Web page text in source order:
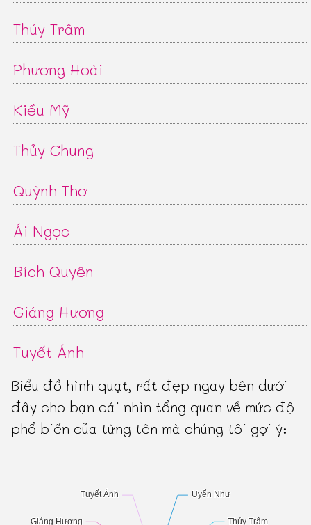
Thúy Trâm
Phương Hoài
Kiều Mỹ
Thủy Chung
Quỳnh Thơ
Ái Ngọc
Bích Quyên
Giáng Hương
Tuyết Ánh
Biểu đồ hình quạt, rất đẹp ngay bên dưới
đây cho bạn cái nhìn tổng quan về mức độ
phổ biến của từng tên mà chúng tôi gợi ý: